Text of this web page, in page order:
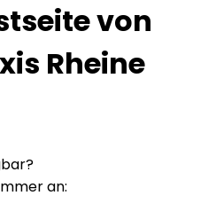
von
Rheine
an: